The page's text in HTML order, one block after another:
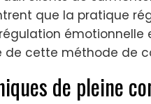
que la pratique
émotionnelle
cette méthode de
de pleine